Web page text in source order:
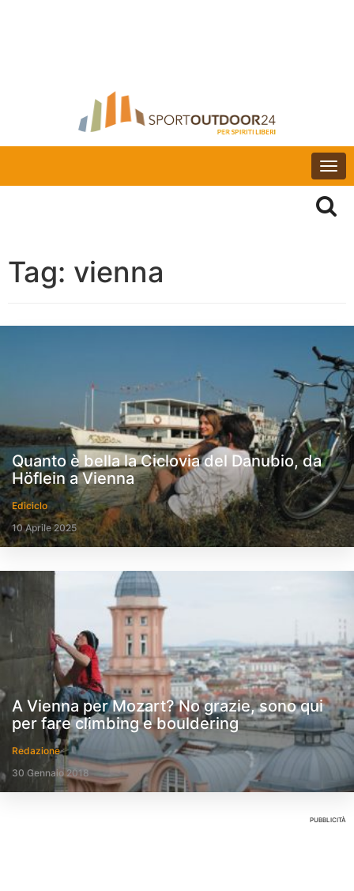
Tag: vienna
Quanto è bella la Ciclovia del Danubio, da
Höflein a Vienna
Ediciclo
10 Aprile 2025
A Vienna per Mozart? No grazie, sono qui
per fare climbing e bouldering
Redazione
30 Gennaio 2018
PUBBLICITÀ